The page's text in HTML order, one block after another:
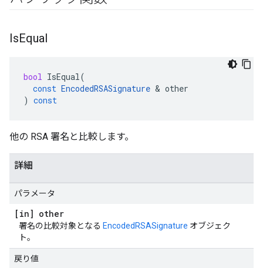
IsEqual
bool IsEqual(
const EncodedRSASignature & other
) const
他の RSA 署名と比較します。
詳細
パラメータ
[in] other
署名の比較対象となる EncodedRSASignature オブジェク
ト。
戻り値